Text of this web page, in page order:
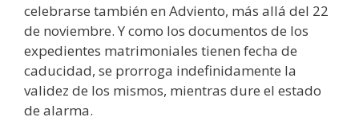
celebrarse también en Adviento, más allá del 22
de noviembre. Y como los documentos de los
expedientes matrimoniales tienen fecha de
caducidad, se prorroga indefinidamente la
validez de los mismos, mientras dure el estado
de alarma.